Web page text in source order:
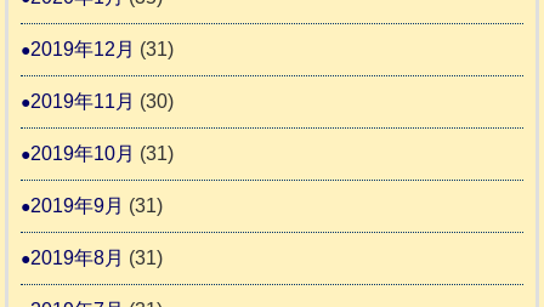
2019年12月 (31)
2019年11月 (30)
2019年10月 (31)
2019年9月 (31)
2019年8月 (31)